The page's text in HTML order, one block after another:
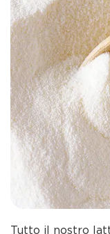
Tutto il nostro